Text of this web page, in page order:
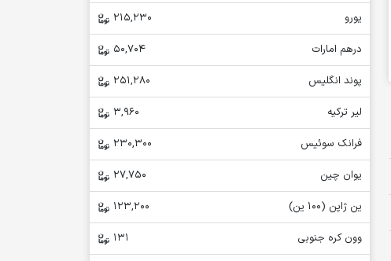
یورو
215,230
درهم امارات
50,704
پوند انگلیس
251,280
لیر ترکیه
3,960
فرانک سوئیس
230,300
یوان چین
27,750
ین ژاپن (100 ین)
123,200
وون کره جنوبی
131